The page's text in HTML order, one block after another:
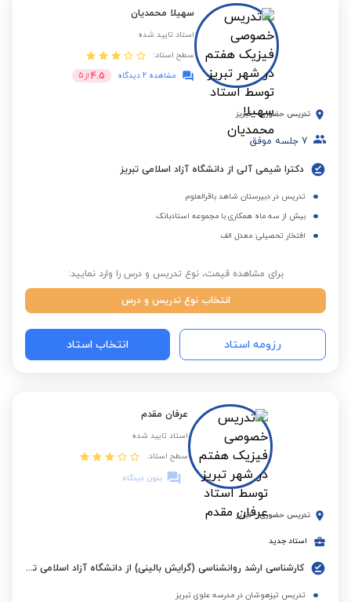
سهیلا محمدیان
استاد تایید شده
سطح استاد:
مشاهده 2 دیدگاه
4.5 از 5
تدریس حضوری - تبریز
7 جلسه موفق
دکترا شیمی آلی از دانشگاه آزاد اسلامی تبریز
تدریس در دبیرستان شاهد باقرالعلوم
بیش از سه ماه همکاری با مجموعه استادبانک
افتخار تحصیلی: معدل الف
برای مشاهده قیمت، نوع تدریس و درس را وارد نمایید:
انتخاب نوع تدریس و درس
رزومه استاد انتخاب استاد
عرفان مقدم
استاد تایید شده
سطح استاد:
بدون دیدگاه
تدریس حضوری - تبریز
استاد جدید
کارشناسی ارشد روانشناسی (گرایش بالینی) از دانشگاه آزاد اسلامی تبریز
تدریس تیزهوشان در مدرسه علوی تبریز